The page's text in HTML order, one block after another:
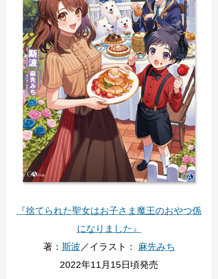
『捨てられた聖女はお子さま魔王のおやつ係
になりました』
著： 斯波／イラスト： 麻先みち
2022年11月15日頃発売